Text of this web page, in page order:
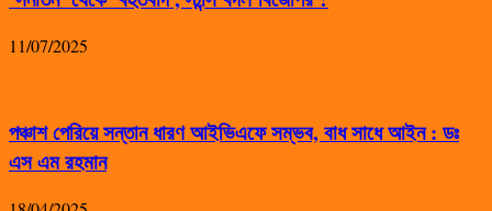
11/07/2025
পঞ্চাশ পেরিয়ে সন্তান ধারণ আইভিএফে সম্ভব, বাধ সাধে আইন : ডঃ
এস এম রহমান